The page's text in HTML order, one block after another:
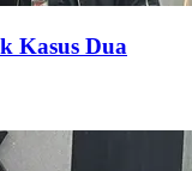
Kasus Dua